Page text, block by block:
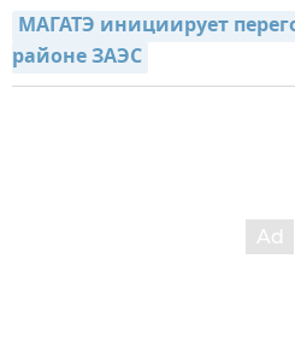
МАГАТЭ инициирует
районе ЗАЭС